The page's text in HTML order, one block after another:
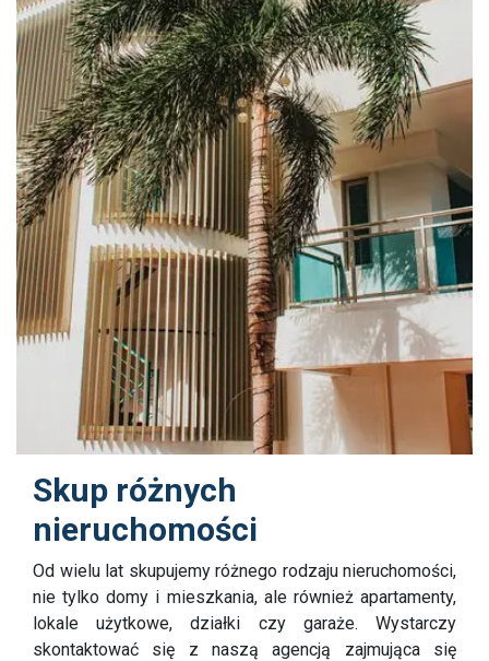
Skup różnych
nieruchomości
Od wielu lat skupujemy różnego rodzaju nieruchomości,
nie tylko domy i mieszkania, ale również apartamenty,
lokale użytkowe, działki czy garaże. Wystarczy
skontaktować się z naszą agencją zajmująca się